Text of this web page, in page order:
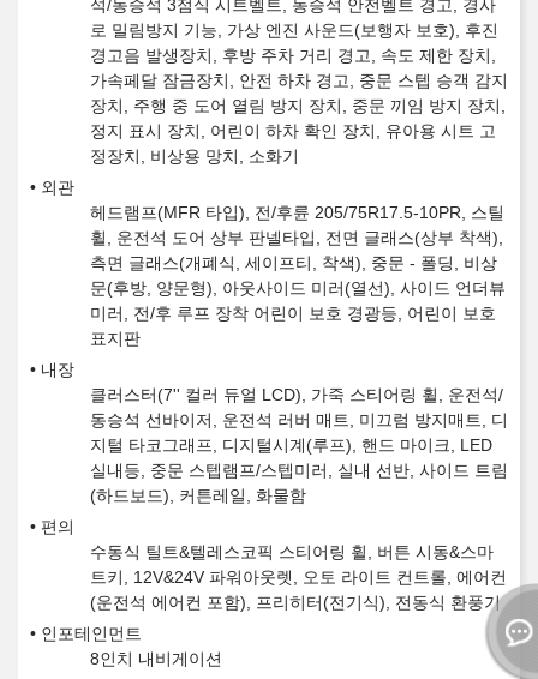
석/동승석 3점식 시트벨트, 동승석 안전벨트 경고, 경사
로 밀림방지 기능, 가상 엔진 사운드(보행자 보호), 후진
경고음 발생장치, 후방 주차 거리 경고, 속도 제한 장치,
가속페달 잠금장치, 안전 하차 경고, 중문 스텝 승객 감지
장치, 주행 중 도어 열림 방지 장치, 중문 끼임 방지 장치,
정지 표시 장치, 어린이 하차 확인 장치, 유아용 시트 고
정장치, 비상용 망치, 소화기
외관
헤드램프(MFR 타입), 전/후륜 205/75R17.5-10PR, 스틸
휠, 운전석 도어 상부 판넬타입, 전면 글래스(상부 착색),
측면 글래스(개폐식, 세이프티, 착색), 중문 - 폴딩, 비상
문(후방, 양문형), 아웃사이드 미러(열선), 사이드 언더뷰
미러, 전/후 루프 장착 어린이 보호 경광등, 어린이 보호
표지판
내장
클러스터(7'' 컬러 듀얼 LCD), 가죽 스티어링 휠, 운전석/
동승석 선바이저, 운전석 러버 매트, 미끄럼 방지매트, 디
지털 타코그래프, 디지털시계(루프), 핸드 마이크, LED
실내등, 중문 스텝램프/스텝미러, 실내 선반, 사이드 트림
(하드보드), 커튼레일, 화물함
편의
수동식 틸트&텔레스코픽 스티어링 휠, 버튼 시동&스마
트키, 12V&24V 파워아웃렛, 오토 라이트 컨트롤, 에어컨
(운전석 에어컨 포함), 프리히터(전기식), 전동식 환풍기
인포테인먼트
8인치 내비게이션